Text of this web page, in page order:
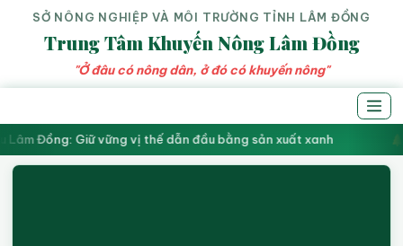
SỞ NÔNG NGHIỆP VÀ MÔI TRƯỜNG TỈNH LÂM ĐỒNG
Trung Tâm Khuyến Nông Lâm Đồng
"Ở đâu có nông dân, ở đó có khuyến nông"
Lâm Đồng: Giữ vững vị thế dẫn đầu bằng sản xuất xanh